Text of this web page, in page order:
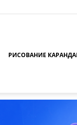
РИСОВАНИЕ